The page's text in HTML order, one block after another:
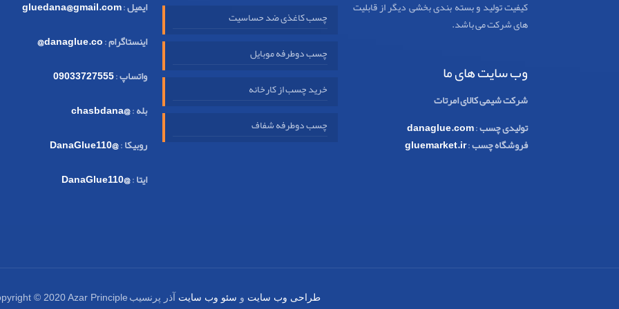
کیفیت تولید و بسته بندی بخشی دیگر از قابلیت
های شرکت می باشد.
وب سایت های ما
شرکت شیمی کالای امرتات
تولیدی چسب:
danaglue.com
فروشگاه چسب:
gluemarket.ir
چسب کاغذی ضد حساسیت
چسب دوطرفه موبایل
خرید چسب از کارخانه
چسب دوطرفه شفاف
ایمیل:
gluedana@gmail.com
اینستاگرام:
danaglue.co@
واتساپ:
09033727555
بله:
@chasbdana
روبیکا:
@DanaGlue110
ایتا:
@DanaGlue110
طراحی وب سایت و سئو وب سایت آذر پرنسیب © 2020 Azar Principle